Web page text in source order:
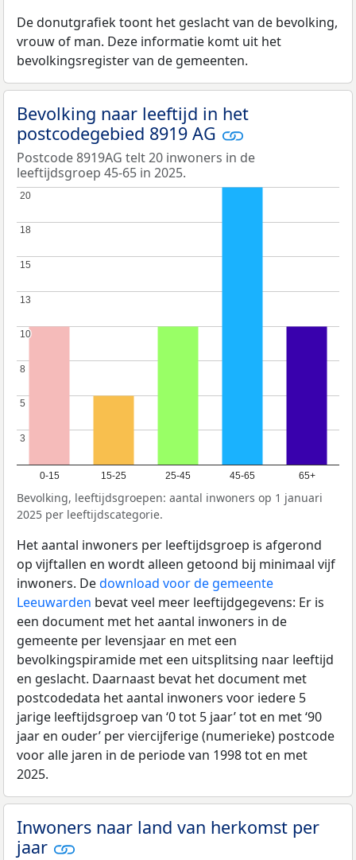
De donutgrafiek toont het geslacht van de bevolking,
vrouw of man. Deze informatie komt uit het
bevolkingsregister van de gemeenten.
Bevolking naar leeftijd in het
postcodegebied 8919 AG
Postcode 8919AG telt 20 inwoners in de
leeftijdsgroep 45-65 in 2025.
0-15 15-25 25-45 45-65 65+
3
3
5
5
8
8
10
10
13
13
15
15
18
18
20
20
Bevolking, leeftijdsgroepen: aantal inwoners op 1 januari
2025 per leeftijdscategorie.
Het aantal inwoners per leeftijdsgroep is afgerond
op vijftallen en wordt alleen getoond bij minimaal vijf
inwoners. Dedownload voor de gemeente
Leeuwarden bevat veel meer leeftijdgegevens: Er is
een document met het aantal inwoners in de
gemeente per levensjaar en met een
bevolkingspiramide met een uitsplitsing naar leeftijd
en geslacht. Daarnaast bevat het document met
postcodedata het aantal inwoners voor iedere 5
jarige leeftijdsgroep van ‘0 tot 5 jaar’ tot en met ‘90
jaar en ouder’ per viercijferige (numerieke) postcode
voor alle jaren in de periode van 1998 tot en met
2025.
Inwoners naar land van herkomst per
jaar